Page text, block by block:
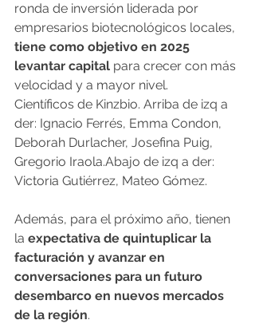
ronda de inversión liderada por
empresarios biotecnológicos locales,
tiene como objetivo en 2025
levantar capital para crecer con más
velocidad y a mayor nivel.
Científicos de Kinzbio. Arriba de izq a
der: Ignacio Ferrés, Emma Condon,
Deborah Durlacher, Josefina Puig,
Gregorio Iraola.Abajo de izq a der:
Victoria Gutiérrez, Mateo Gómez.
Además, para el próximo año, tienen
la expectativa de quintuplicar la
facturación y avanzar en
conversaciones para un futuro
desembarco en nuevos mercados
de la región.